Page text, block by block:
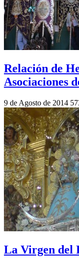
Relación de
Asociaciones
9 de Agosto de 2014
La Virgen del